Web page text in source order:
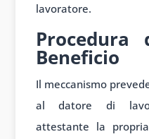
lavoratore.
Procedura
Beneficio
Il meccanismo
al datore di
attestante la